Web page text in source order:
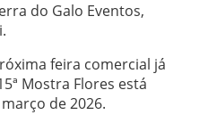
do Galo Eventos,
feira comercial já
Mostra Flores está
de 2026.